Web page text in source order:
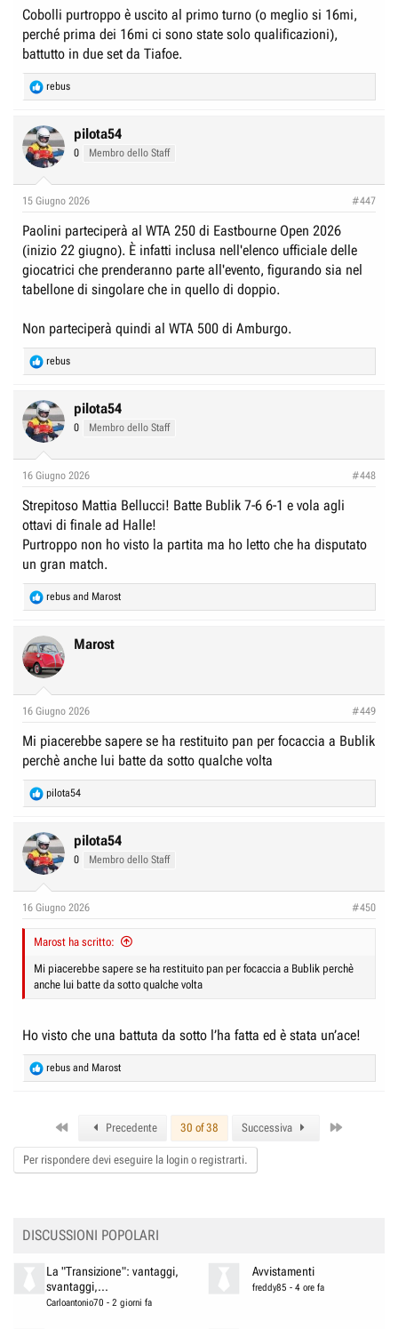
Cobolli purtroppo è uscito al primo turno (o meglio si 16mi,
perché prima dei 16mi ci sono state solo qualificazioni),
battutto in due set da Tiafoe.
R
e
c
t
i
s
rebus
pilota54
0 Membro dello Staff
15 Giugno 2026 #447
Paolini parteciperà al WTA 250 di Eastbourne Open 2026
(inizio 22 giugno). È infatti inclusa nell'elenco ufficiale delle
giocatrici che prenderanno parte all'evento, figurando sia nel
tabellone di singolare che in quello di doppio.
Non parteciperà quindi al WTA 500 di Amburgo.
R
e
c
t
i
s
rebus
pilota54
0 Membro dello Staff
16 Giugno 2026 #448
Strepitoso Mattia Bellucci! Batte Bublik 7-6 6-1 e vola agli
ottavi di finale ad Halle!
Purtroppo non ho visto la partita ma ho letto che ha disputato
un gran match.
R
e
c
t
i
s
rebus and Marost
Marost
16 Giugno 2026 #449
Mi piacerebbe sapere se ha restituito pan per focaccia a Bublik
perchè anche lui batte da sotto qualche volta
R
e
c
t
i
s
pilota54
pilota54
0 Membro dello Staff
16 Giugno 2026 #450
Marost ha scritto:
Mi piacerebbe sapere se ha restituito pan per focaccia a Bublik perchè
anche lui batte da sotto qualche volta
Ho visto che una battuta da sotto l’ha fatta ed è stata un’ace!
R
e
o
n
rebus and Marost
Precedente 30 of 38 Successiva
Per rispondere devi eseguire la login o registrarti.
DISCUSSIONI POPOLARI
La "Transizione": vantaggi,
svantaggi,...
Carloantonio70 - 2 giorni fa
Avvistamenti
freddy85 - 4 ore fa